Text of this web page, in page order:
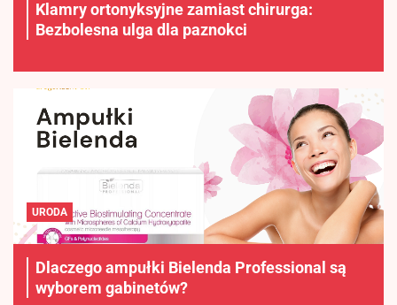
Klamry ortonyksyjne zamiast chirurga:
Bezbolesna ulga dla paznokci
URODA
Dlaczego ampułki Bielenda Professional są
wyborem gabinetów?